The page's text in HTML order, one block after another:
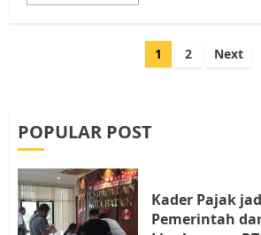
1 2 Next
POPULAR POST
1
Pemko Batam
Kader Pajak
Pemerintah